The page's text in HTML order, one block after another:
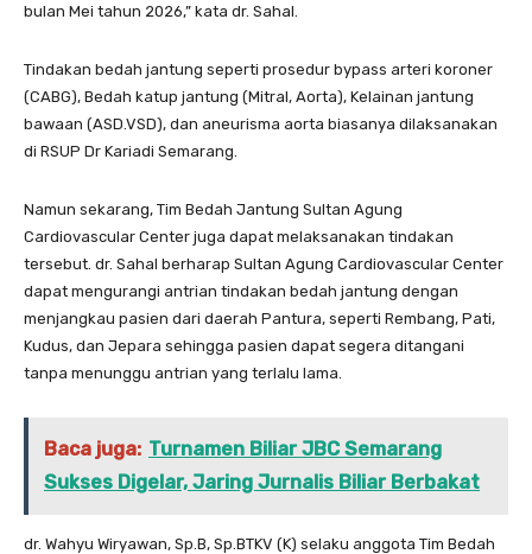
bulan Mei tahun 2026,” kata dr. Sahal.
Tindakan bedah jantung seperti prosedur bypass arteri koroner
(CABG), Bedah katup jantung (Mitral, Aorta), Kelainan jantung
bawaan (ASD.VSD), dan aneurisma aorta biasanya dilaksanakan
di RSUP Dr Kariadi Semarang.
Namun sekarang, Tim Bedah Jantung Sultan Agung
Cardiovascular Center juga dapat melaksanakan tindakan
tersebut. dr. Sahal berharap Sultan Agung Cardiovascular Center
dapat mengurangi antrian tindakan bedah jantung dengan
menjangkau pasien dari daerah Pantura, seperti Rembang, Pati,
Kudus, dan Jepara sehingga pasien dapat segera ditangani
tanpa menunggu antrian yang terlalu lama.
Baca juga: Turnamen Biliar JBC Semarang
Sukses Digelar, Jaring Jurnalis Biliar Berbakat
dr. Wahyu Wiryawan, Sp.B, Sp.BTKV (K) selaku anggota Tim Bedah